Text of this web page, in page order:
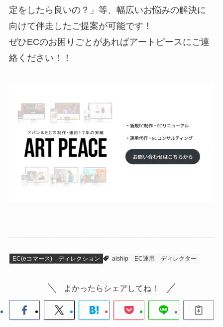
定をしたら良いの？」等、幅広いお悩みの解決に
向けて伴走したご提案が可能です！
ぜひECのお困りごとがあればアートピースにご連
絡ください！！
EC(eコマース) ディレクション aiship EC運用 ディレクター
よかったらシェアしてね！